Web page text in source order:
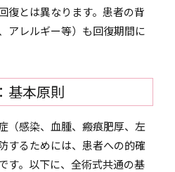
復とは異なります。患者の背
アレルギー等）も回復期間に
基本原則
（感染、血腫、瘢痕肥厚、左
するためには、患者への的確
す。以下に、全術式共通の基